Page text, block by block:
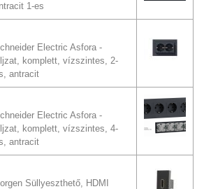
1-es
Electric Asfora -
komplett, vízszintes, 2-
antracit
Electric Asfora -
komplett, vízszintes, 4-
antracit
Süllyeszthető, HDMI